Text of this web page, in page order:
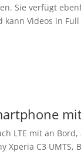
Sie verfügt
kann Videos in
LTE mit an
Xperia C3 UMTS,